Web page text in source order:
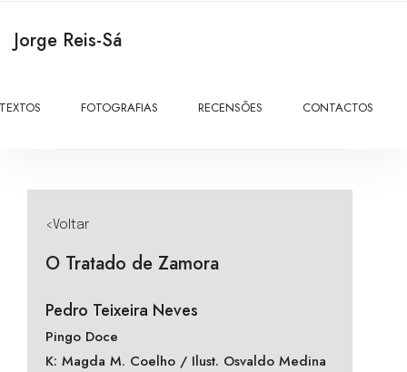
Jorge Reis-Sá
TEXTOS FOTOGRAFIAS RECENSÕES CONTACTOS
<Voltar
O Tratado de Zamora
Pedro Teixeira Neves
Pingo Doce
K: Magda M. Coelho / Ilust. Osvaldo Medina